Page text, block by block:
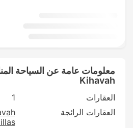
معلومات عامة عن السياحة
Kihavah
العقارات
1
العقارات الرائجة